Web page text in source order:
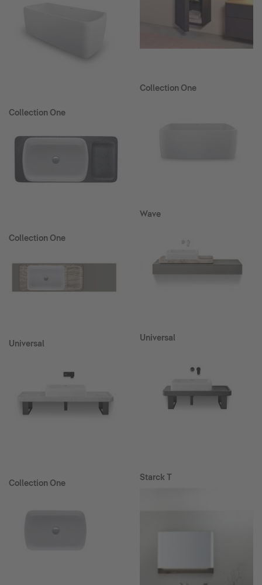
Collection One
Collection One
Universal
Collection One
Collection One
Wave
Universal
Starck T